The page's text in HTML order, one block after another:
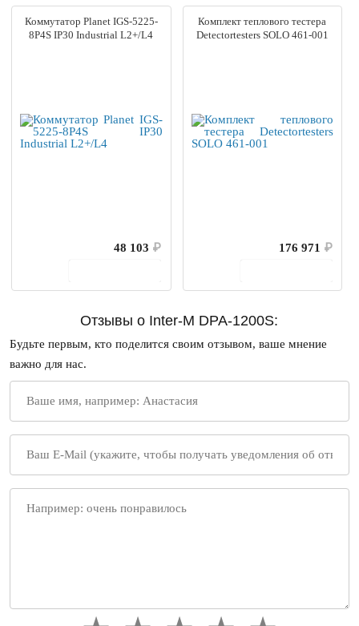
Коммутатор Planet IGS-5225-
8P4S IP30 Industrial L2+/L4
48 103 ₽
Комплект теплового тестера
Detectortesters SOLO 461-001
176 971 ₽
Отзывы о Inter-M DPA-1200S:
Будьте первым, кто поделится своим отзывом, ваше мнение
важно для нас.